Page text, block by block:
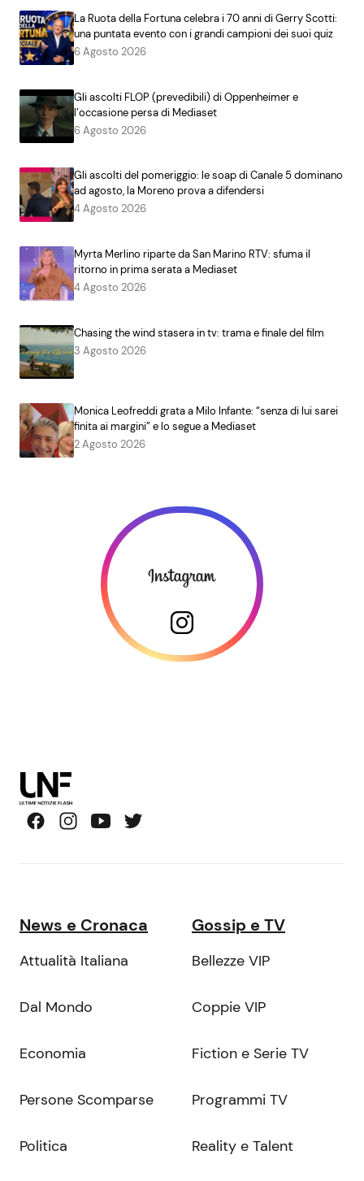
La Ruota della Fortuna celebra i 70 anni di Gerry Scotti:
una puntata evento con i grandi campioni dei suoi quiz
6 Agosto 2026
Gli ascolti FLOP (prevedibili) di Oppenheimer e
l’occasione persa di Mediaset
6 Agosto 2026
Gli ascolti del pomeriggio: le soap di Canale 5 dominano
ad agosto, la Moreno prova a difendersi
4 Agosto 2026
Myrta Merlino riparte da San Marino RTV: sfuma il
ritorno in prima serata a Mediaset
4 Agosto 2026
Chasing the wind stasera in tv: trama e finale del film
3 Agosto 2026
Monica Leofreddi grata a Milo Infante: “senza di lui sarei
finita ai margini” e lo segue a Mediaset
2 Agosto 2026
News e Cronaca
Attualità Italiana
Dal Mondo
Economia
Persone Scomparse
Politica
Gossip e TV
Bellezze VIP
Coppie VIP
Fiction e Serie TV
Programmi TV
Reality e Talent